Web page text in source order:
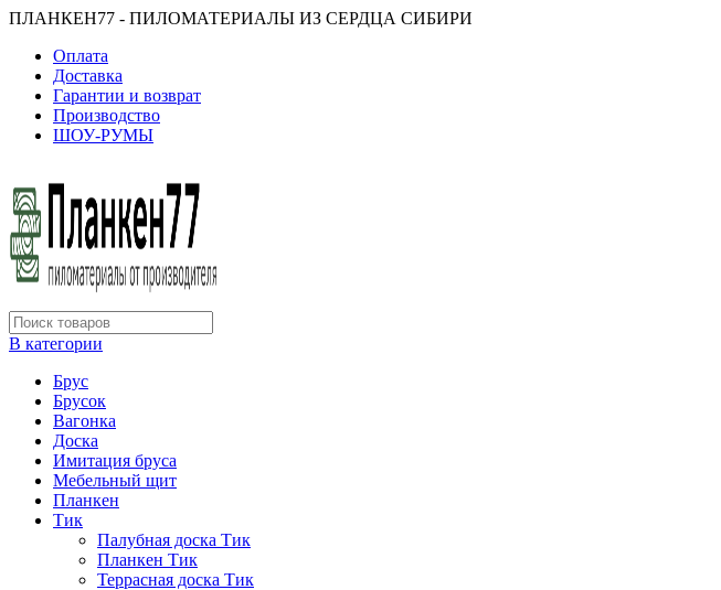
ПЛАНКЕН77 - ПИЛОМАТЕРИАЛЫ ИЗ СЕРДЦА СИБИРИ
Оплата
Доставка
Гарантии и возврат
Производство
ШОУ-РУМЫ
В категории
Брус
Брусок
Вагонка
Доска
Имитация бруса
Мебельный щит
Планкен
Тик
Палубная доска Тик
Планкен Тик
Террасная доска Тик